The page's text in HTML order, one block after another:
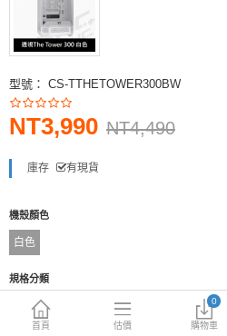
2.5 SSD
M.2 SSD
內接式硬碟
外接隨身碟
More Categories
首頁 估價
0
購物車
型號： CS-TTHETOWER300BW
NT3,990 NT4,490
庫存 有現貨
機殼顏色
白色
規格分類
無配置風扇or無RGB風扇 支援Type-C